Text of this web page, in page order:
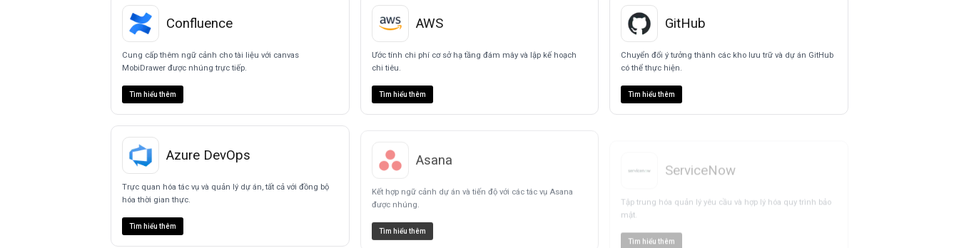
Confluence
Cung cấp thêm ngữ cảnh cho tài liệu với canvas
MobiDrawer được nhúng trực tiếp.
Tìm hiểu thêm
AWS
Ước tính chi phí cơ sở hạ tầng đám mây và lập kế hoạch
chi tiêu.
Tìm hiểu thêm
GitHub
Chuyển đổi ý tưởng thành các kho lưu trữ và dự án GitHub
có thể thực hiện.
Tìm hiểu thêm
Azure DevOps
Trực quan hóa tác vụ và quản lý dự án, tất cả với đồng bộ
hóa thời gian thực.
Tìm hiểu thêm
Asana
Kết hợp ngữ cảnh dự án và tiến độ với các tác vụ Asana
được nhúng.
Tìm hiểu thêm
mật.